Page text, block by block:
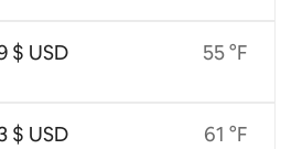
$ USD
$ USD
55 °F
61 °F